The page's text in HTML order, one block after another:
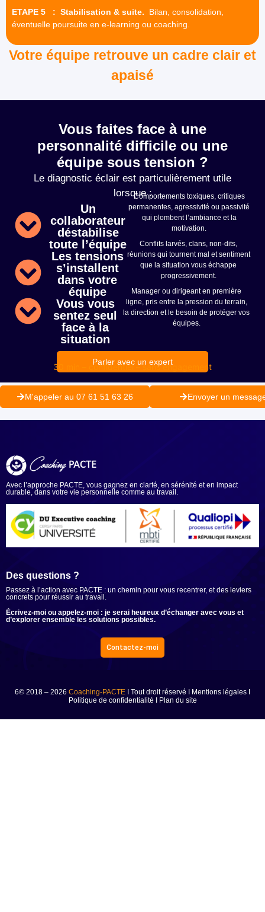
ETAPE 5 : Stabilisation & suite. Bilan, consolidation,
éventuelle poursuite en e-learning ou coaching.
Votre équipe retrouve un cadre clair et
apaisé
Vous faites face à une
personnalité difficile ou une
équipe sous tension ?
Le diagnostic éclair est particulièrement utile
lorsque :
Un
collaborateur
déstabilise
toute l’équipe
Comportements toxiques, critiques
permanentes, agressivité ou passivité
qui plombent l’ambiance et la
motivation.
Les tensions
s’installent
dans votre
équipe
Conflits larvés, clans, non-dits,
réunions qui tournent mal et sentiment
que la situation vous échappe
progressivement.
Vous vous
sentez seul
face à la
situation
Manager ou dirigeant en première
ligne, pris entre la pression du terrain,
la direction et le besoin de protéger vos
équipes.
Parler avec un expert
30 min – confidentiel – sans engagement
M'appeler au 07 61 51 63 26 Envoyer un
Avec l’approche PACTE, vous gagnez en clarté, en sérénité et en impact
durable, dans votre vie personnelle comme au travail.
Des questions ?
Passez à l’action avec PACTE : un chemin pour vous recentrer, et des leviers
concrets pour réussir au travail.
Écrivez-moi ou appelez-moi : je serai heureux d’échanger avec vous et
d’explorer ensemble les solutions possibles.
Contactez-moi
6© 2018 – 2026 Coaching-PACTE I Tout droit réservé I Mentions légales
Politique de confidentialité
Plan du site